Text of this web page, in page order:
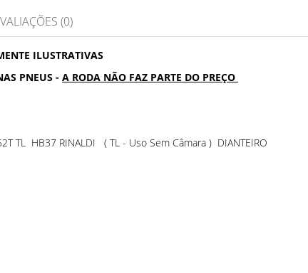
(0)
ILUSTRATIVAS
PNEUS - A RODA NÃO FAZ PARTE DO PREÇO
TL HB37 RINALDI ( TL - Uso Sem Câmara ) DIANTEIRO